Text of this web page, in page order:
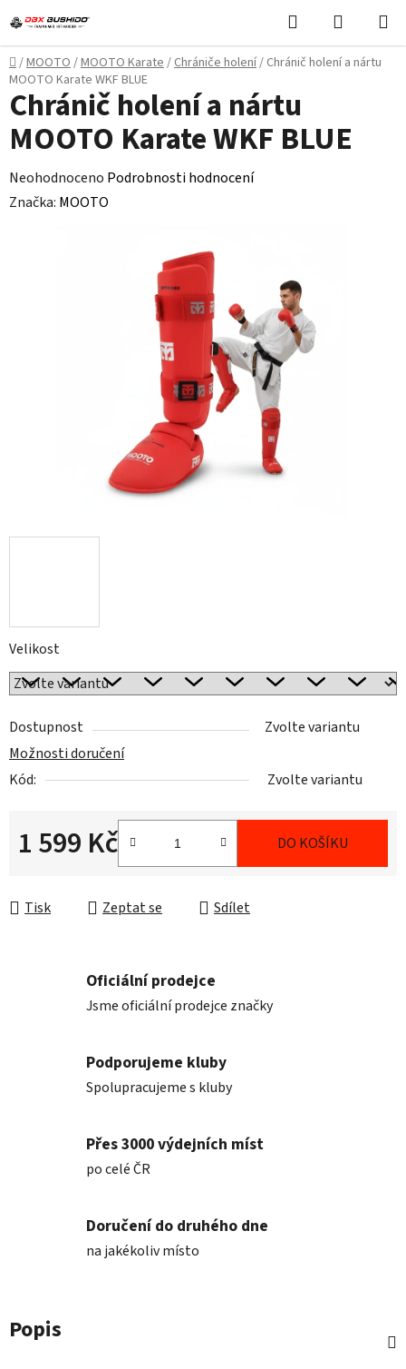
na
obsah
Hledat
KOŠÍK
Domů
/MOOTO/MOOTO Karate/Chrániče holení/ Chránič holení a nártu
MOOTO Karate WKF BLUE
Velikost
Dostupnost
Zvolte variantu
Možnosti doručení
Kód:
Zvolte variantu
1 599 Kč DO KOŠÍKU
Tisk Zeptat se Sdílet
Chránič holení a nártu
MOOTO Karate WKF BLUE
Průměrné
hodnocení
Neohodnoceno Podrobnosti hodnocení
Značka: MOOTO
Oficiální prodejce
Jsme oficiální prodejce značky
Podporujeme kluby
Spolupracujeme s kluby
Přes 3000 výdejních míst
po celé ČR
Doručení do druhého dne
na jakékoliv místo
Popis